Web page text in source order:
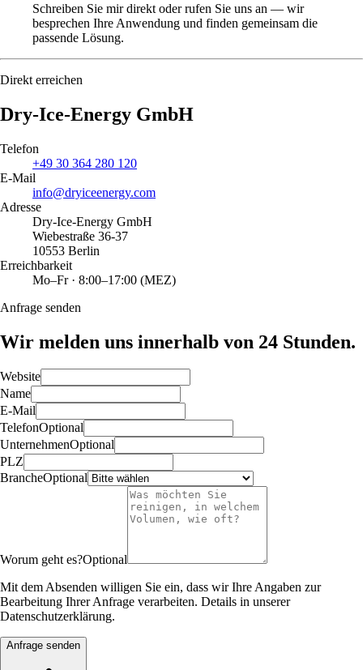
Schreiben Sie mir direkt oder rufen Sie uns an — wir
besprechen Ihre Anwendung und finden gemeinsam die
passende Lösung.
Direkt erreichen
Dry-Ice-Energy GmbH
Telefon
+49 30 364 280 120
E-Mail
info@dryiceenergy.com
Adresse
Dry-Ice-Energy GmbH
Wiebestraße 36-37
10553 Berlin
Erreichbarkeit
Mo–Fr · 8:00–17:00 (MEZ)
Anfrage senden
Wir melden uns innerhalb von 24 Stunden.
Website
Name
E-Mail
TelefonOptional
UnternehmenOptional
PLZ
BrancheOptional
Worum geht es?Optional
Mit dem Absenden willigen Sie ein, dass wir Ihre Angaben zur
Bearbeitung Ihrer Anfrage verarbeiten. Details in unserer
Datenschutzerklärung.
Anfrage senden